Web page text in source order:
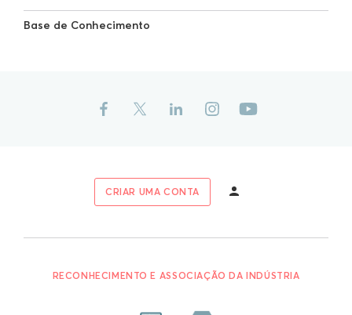
Base de Conhecimento
CRIAR UMA CONTA
RECONHECIMENTO E ASSOCIAÇÃO DA INDÚSTRIA